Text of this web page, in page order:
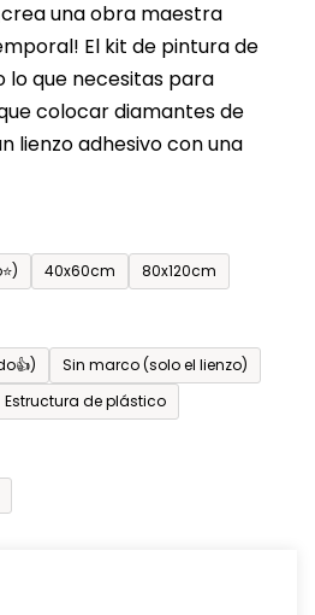
una obra maestra
El kit de pintura de
lo que necesitas para
colocar diamantes de
lienzo adhesivo con una
40x60cm 80x120cm
Sin marco (solo el lienzo)
Estructura de plástico